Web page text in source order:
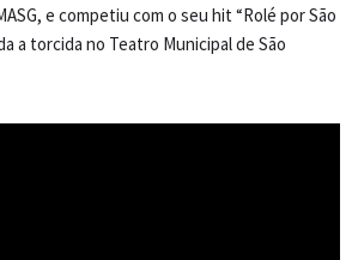
e competiu com o seu hit “Rolé por São
a torcida no Teatro Municipal de São